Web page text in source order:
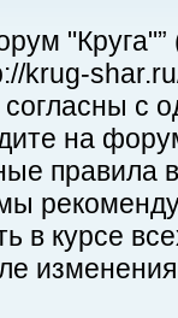
krug-
с
на
правила
в курсе